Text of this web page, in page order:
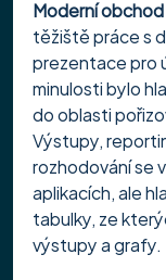
Moderní
těžiště práce s
prezentace pro
minulosti bylo
do oblasti
Výstupy,
rozhodování se
aplikacích, ale
tabulky, ze
výstupy a grafy.